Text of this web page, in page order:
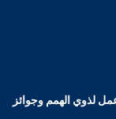
لذوي الهمم وجوائز